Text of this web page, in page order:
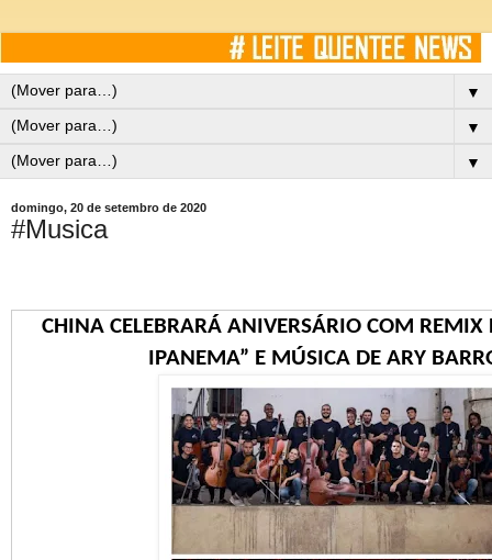
▼
▼
▼
domingo, 20 de setembro de 2020
#Musica
CHINA CELEBRARÁ ANIVERSÁRIO COM REMIX
IPANEMA” E MÚSICA DE ARY